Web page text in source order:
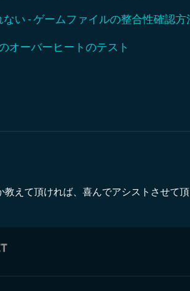
い - ゲームファイルの整合性確認方
オーバーヒートのテスト
えて頂ければ、喜んでアシストさせて頂